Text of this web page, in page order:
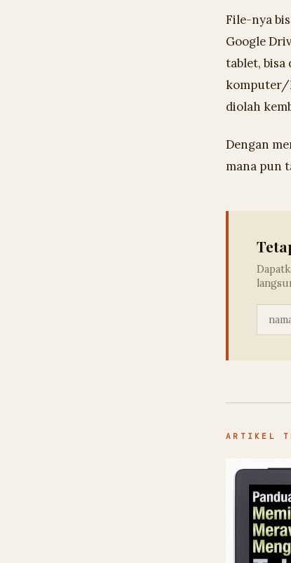
File-nya
Google
tablet,
komputer/
diolah
Dengan
mana pun
ARTIKEL